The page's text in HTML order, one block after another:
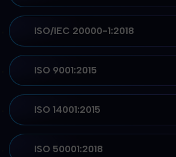
ISO/IEC 20000-1:2018
ISO 9001:2015
ISO 14001:2015
ISO 50001:2018